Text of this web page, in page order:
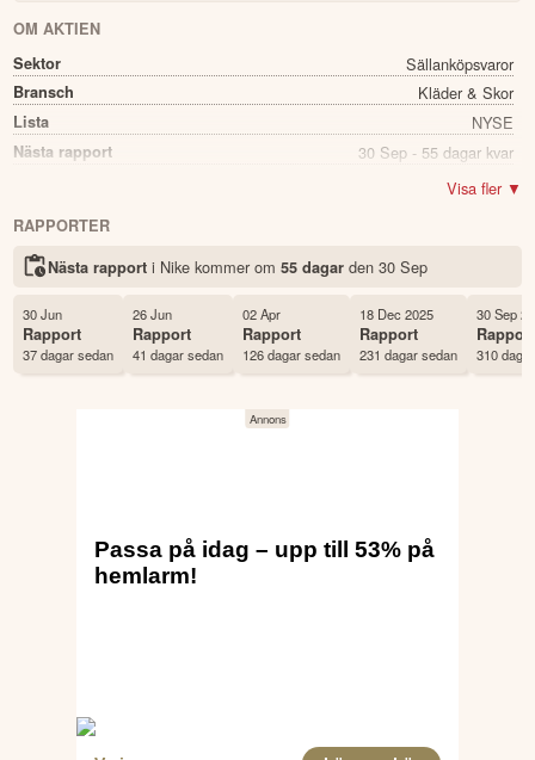
OM AKTIEN
Sektor
Sällanköpsvaror
Bransch Kläder & Skor
Lista NYSE
Nästa rapport 30 Sep - 55 dagar kvar
3.92%
Ticker
Land USA
Första handelsdag 01 Dec 1980
Visa fler ▼
RAPPORTER
Nästa rapport i Nike kommer om 55 dagarden 30 Sep
30 Jun
Rapport
37 dagar sedan
26 Jun
Rapport
41 dagar sedan
02 Apr
Rapport
126 dagar sedan
18 Dec 2025
Rapport
231 dagar sedan
30 Sep
Rapport
310